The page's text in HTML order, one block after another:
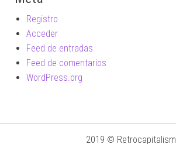
Registro
Acceder
Feed de entradas
Feed de comentarios
WordPress.org
2019 © Retrocapitalism